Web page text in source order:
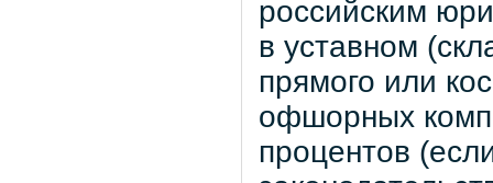
российским
в уставном
прямого или
офшорных
процентов